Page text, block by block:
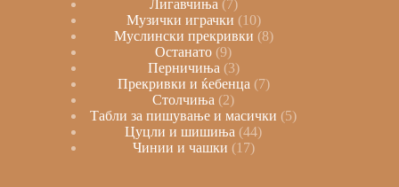
Лигавчиња 7
Музички играчки 10
Муслински прекривки 8
Останато 9
Перничиња 3
Прекривки и ќебенца 7
Столчиња
2
Табли за пишување и масички
5
Цуцли и шишиња 44
Чинии и чашки 17